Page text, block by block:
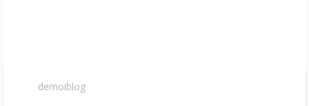
demoiblog